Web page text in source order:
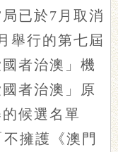
已於7月取消
舉行的第七屆
者治澳」機
者治澳」原
候選名單
擁護《澳門